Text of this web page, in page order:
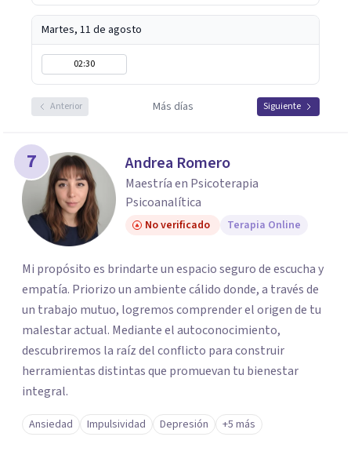
Martes, 11 de agosto
02:30
Anterior Más días Siguiente
7 Andrea Romero
Maestría en Psicoterapia
Psicoanalítica
No verificado Terapia Online
Mi propósito es brindarte un espacio seguro de escucha y
empatía. Priorizo un ambiente cálido donde, a través de
un trabajo mutuo, logremos comprender el origen de tu
malestar actual. Mediante el autoconocimiento,
descubriremos la raíz del conflicto para construir
herramientas distintas que promuevan tu bienestar
integral.
Ansiedad Impulsividad Depresión +5 más